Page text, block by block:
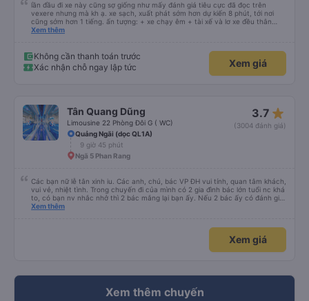
lần đầu đi xe này cũng sợ giống như mấy đánh giá tiêu cực đã đọc trên
vexere nhưng mà kh ạ. xe sạch, xuất phát sớm hơn dự kiến 8 phút, tới nơi
cũng sớm hơn 1 tiếng. ấn tượng: + xe chạy êm + tài xế và lơ xe đều thân
thiện dễ thương. thật ra cũng kh tiếp xúc nhiều+ lắm nhưng cá nhân mình
an sương, xe dừng đúng 3 lần (cả ăn tối) cho khách đi vệ sinh. cái hay ở đây
là khi gần tới chỗ ăn tối sẽ có loa thông báo, loa báo là dừng 30p nhưng thực
tế chỉ dừng khoảng 25p, chắc do khách đã lên đông đủ. tóm lại thì lần đầu đi
Xem thêm
Không cần thanh toán trước
Xác nhận chỗ ngay lập tức
Xem giá
Tân Quang Dũng
Limousine 22 Phòng Đôi G ( WC)
3.7 star_rate
(3004 đánh giá)
Quảng Ngãi (dọc QL1A)
9 giờ 45 phút
Ngã 5 Phan Rang
Các bạn nữ lễ tân xinh iu. Các anh, chú, bác VP ĐH vui tính, quan tâm khách,
vui vẻ, nhiệt tình. Trong chuyến đi của mình có 2 gia đình bác lớn tuổi nc khá
to, có bạn nv nhắc nhở thì 2 bác mắng lại bạn ấy. Nếu 2 bác ấy có đánh giá
xấu thì mình ngược lại nha. Bạn ấy nhắc nhở rất đúng. 2 bác nói rất to. To
bạn ấy nha. Nếu bạn ấy bị trừ thì bảo bạn ấy liên hệ sđt của mình, mình hỗ
trợ ạ. Số mình đuôi 666, chuyến ĐH-NT ngày 16/1. À các bạn nữ lễ tân xinh
iu còn đổi cho mình phòng đơn sang đôi xong còn note là (một mình) yêu
Xem thêm
Xem giá
Xem thêm chuyến